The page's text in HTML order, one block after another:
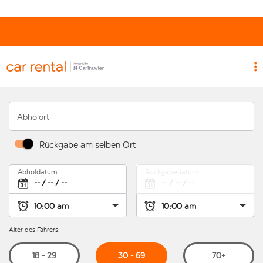
Abholort
Rückgabe am selben Ort
Abholdatum
Alter des Fahrers:
18 - 29 30 - 69 70+